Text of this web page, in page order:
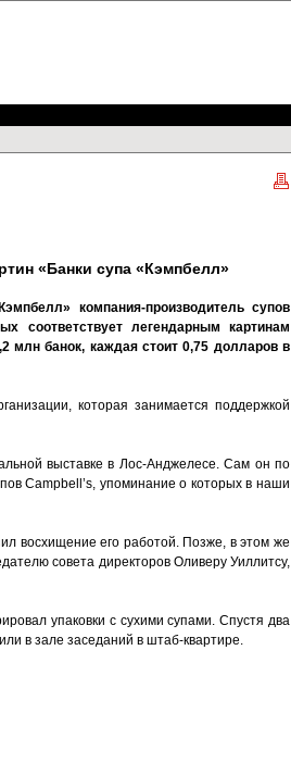
«Банки супа «Кэмпбелл»
компания-производитель супов
соответствует легендарным картинам
млн банок, каждая стоит 0,75 долларов в
которая занимается поддержкой
выставке в Лос-Анджелесе. Сам он по
Campbell’s, упоминание о которых в наши
восхищение его работой. Позже, в этом же
совета директоров Оливеру Уиллитсу,
упаковки с сухими супами. Спустя два
в зале заседаний в штаб-квартире.